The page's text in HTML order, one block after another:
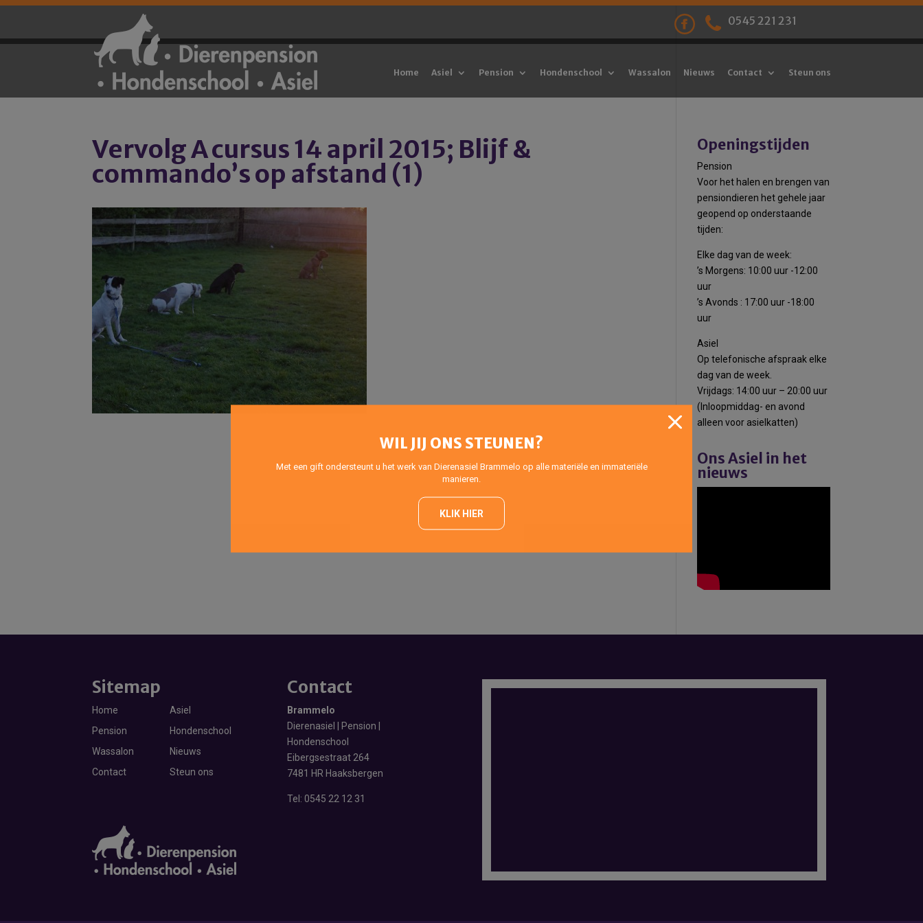
0545 221 231
Home Asiel Pension Hondenschool Wassalon Nieuws Contact Steun ons
Vervolg A cursus 14 april 2015; Blijf &
commando’s op afstand (1)
Openingstijden
Pension
Voor het halen en brengen van
pensiondieren het gehele jaar
geopend op onderstaande
tijden:
Elke dag van de week:
’s Morgens: 10:00 uur -12:00
uur
’s Avonds : 17:00 uur -18:00
uur
Asiel
Op telefonische afspraak elke
dag van de week.
Vrijdags: 14:00 uur – 20:00 uur
(Inloopmiddag- en avond
alleen voor asielkatten)
Ons Asiel in het
nieuws
WIL JIJ ONS STEUNEN?
Met een gift ondersteunt u het werk van Dierenasiel Brammelo op alle materiële en immateriële
manieren.
KLIK HIER
Sitemap
Home
Asiel
Pension
Hondenschool
Wassalon
Nieuws
Contact
Steun ons
Contact
Brammelo
Dierenasiel | Pension |
Hondenschool
Eibergsestraat 264
7481 HR Haaksbergen
Tel: 0545 22 12 31